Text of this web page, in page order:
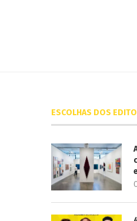
ESCOLHAS DOS